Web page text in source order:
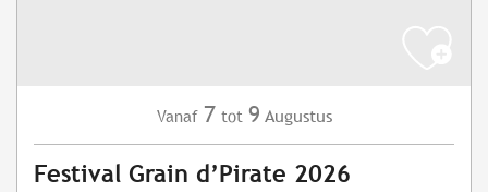
Vanaf 7 tot 9 Augustus
Festival Grain d’Pirate 2026